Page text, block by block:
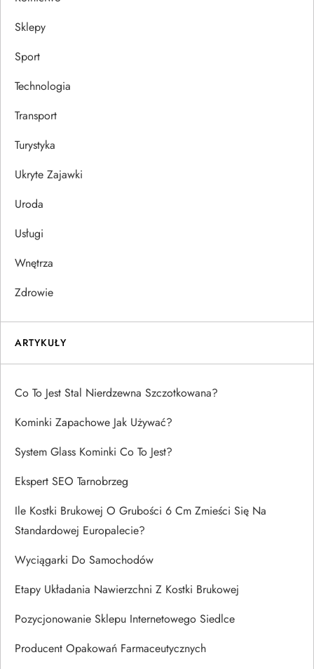
Sklepy
Sport
Technologia
Transport
Turystyka
Ukryte Zajawki
Uroda
Usługi
Wnętrza
Zdrowie
ARTYKUŁY
Co To Jest Stal Nierdzewna Szczotkowana?
Kominki Zapachowe Jak Używać?
System Glass Kominki Co To Jest?
Ekspert SEO Tarnobrzeg
Ile Kostki Brukowej O Grubości 6 Cm Zmieści Się Na
Standardowej Europalecie?
Wyciągarki Do Samochodów
Etapy Układania Nawierzchni Z Kostki Brukowej
Pozycjonowanie Sklepu Internetowego Siedlce
Producent Opakowań Farmaceutycznych